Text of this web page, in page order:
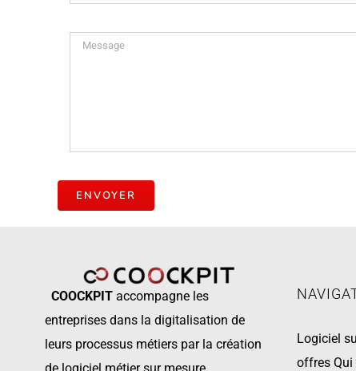
COOCKPITaccompagne les
entreprises dans la digitalisation de
leurs processus métiers par la création
Logiciel
offres